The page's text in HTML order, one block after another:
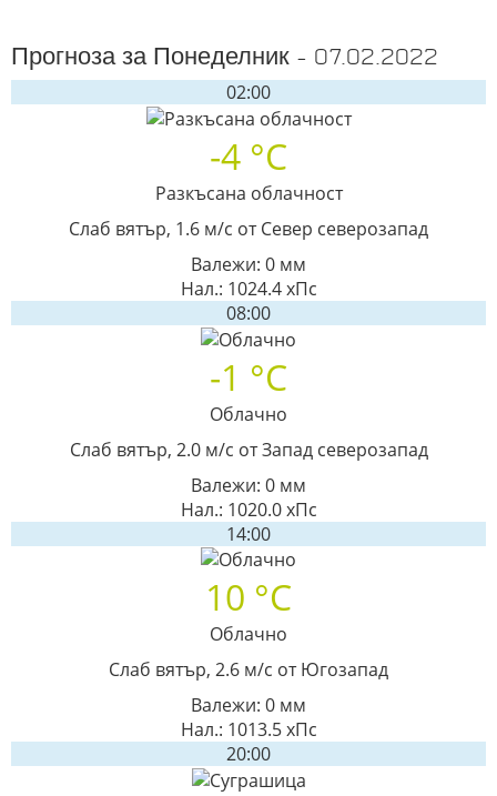
Прогноза за Понеделник - 07.02.2022
02:00
-4 °C
Разкъсана облачност
Слаб вятър, 1.6 м/с от Север северозапад
Валежи: 0 мм
Нал.: 1024.4 хПс
08:00
-1 °C
Облачно
Слаб вятър, 2.0 м/с от Запад северозапад
Валежи: 0 мм
Нал.: 1020.0 хПс
14:00
10 °C
Облачно
Слаб вятър, 2.6 м/с от Югозапад
Валежи: 0 мм
Нал.: 1013.5 хПс
20:00